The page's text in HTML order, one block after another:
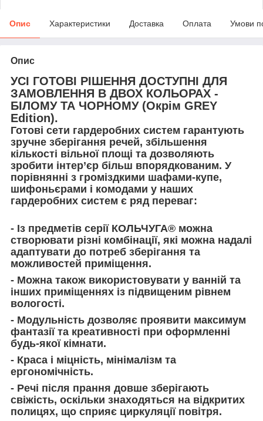
Опис Характеристики Доставка Оплата Умови
Опис
УСІ ГОТОВІ РІШЕННЯ ДОСТУПНІ ДЛЯ
ЗАМОВЛЕННЯ В ДВОХ КОЛЬОРАХ -
БІЛОМУ ТА ЧОРНОМУ (Окрім GREY
Edition).
Готові сети гардеробних систем гарантують
зручне зберігання речей, збільшення
кількості вільної площі та дозволяють
зробити інтер’єр більш впорядкованим. У
порівнянні з громіздкими шафами-купе,
шифоньєрами і комодами у наших
гардеробних систем є ряд переваг:
- Із предметів серії КОЛЬЧУГА® можна
створювати різні комбінації, які можна надалі
адаптувати до потреб зберігання та
можливостей приміщення.
- Можна також використовувати у ванній та
інших приміщеннях із підвищеним рівнем
вологості.
- Модульність дозволяє проявити максимум
фантазії та креативності при оформленні
будь-якої кімнати.
- Краса і міцність, мінімалізм та
ергономічність.
- Речі після прання довше зберігають
свіжість, оскільки знаходяться на відкритих
полицях, що сприяє циркуляції повітря.